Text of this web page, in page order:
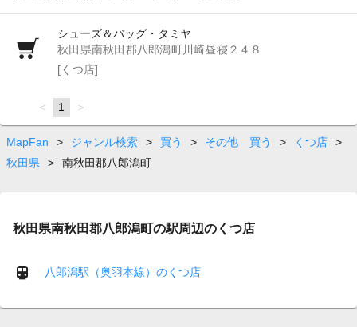
シューズ＆バッグ・タミヤ
秋田県南秋田郡八郎潟町川崎昼寝２４８
[くつ店]
page
You're
on
page
1 page
MapFan > ジャンル検索 > 買う > その他 買う > くつ店
>
秋田県
> 南秋田郡八郎潟町
秋田県南秋田郡八郎潟町の駅周辺のくつ店
八郎潟駅（奥羽本線）のくつ店